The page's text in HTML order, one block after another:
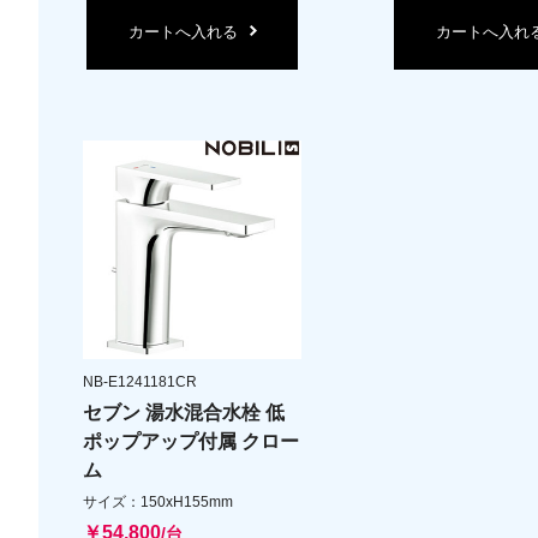
カートへ入れる カートへ入れ
NB-E1241181CR
セブン 湯水混合水栓 低
ポップアップ付属 クロー
ム
サイズ：150xH155mm
￥54,800/台